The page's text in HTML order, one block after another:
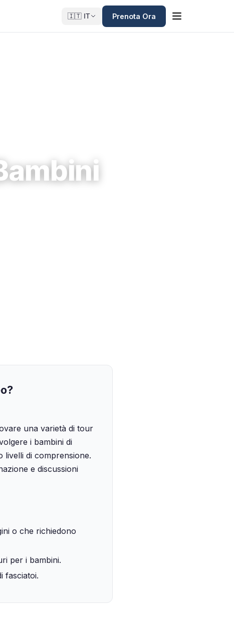
🇮🇹 IT Prenota Ora
una varietà di tour
i bambini di
livelli di comprensione.
e discussioni
o che richiedono
per i bambini.
fasciatoi.